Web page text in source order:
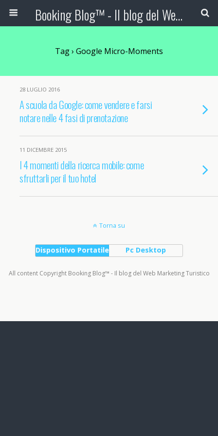
Booking Blog™ - Il blog del Web Marketing Turistico
Tag › Google Micro-Moments
28 LUGLIO 2016
A scuola da Google: come vendere e farsi
notare nelle 4 fasi di prenotazione
11 DICEMBRE 2015
I 4 momenti della ricerca mobile: come
sfruttarli per il tuo hotel
Torna su
Dispositivo Portatile Pc Desktop
All content Copyright Booking Blog™ - Il blog del Web Marketing Turistico